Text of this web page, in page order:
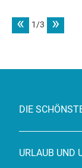
« »
DIE
URLAUB UND